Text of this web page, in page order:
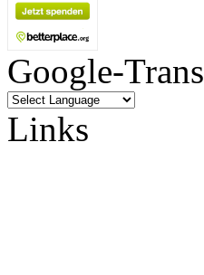
Google-Trans
Links